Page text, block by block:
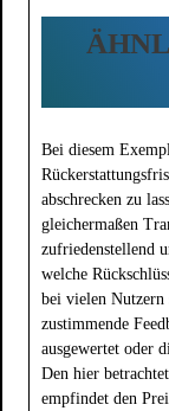
Bei diesem
abschrecken zu
gleichermaßen
zufriedenstellend
welche
bei vielen Nutzern
zustimmende
ausgewertet oder
Den hier
empfindet den